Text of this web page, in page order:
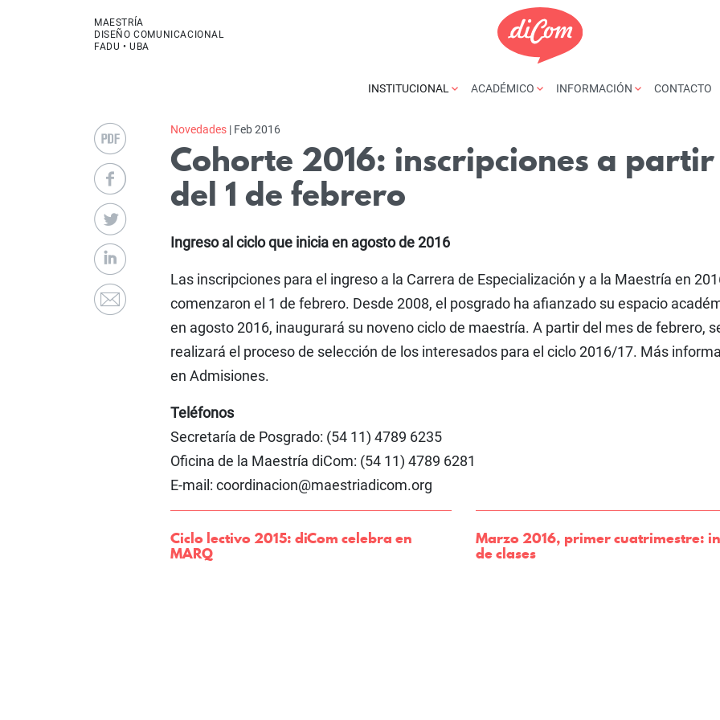
MAESTRÍA
DISEÑO COMUNICACIONAL
FADU • UBA
INSTITUCIONAL ACADÉMICO INFORMACIÓN CONTACTO
Novedades| Feb 2016
Cohorte 2016: inscripciones a partir
del 1 de febrero
Ingreso al ciclo que inicia en agosto de 2016
Las inscripciones para el ingreso a la Carrera de Especialización y a la Maestría en
comenzaron el 1 de febrero. Desde 2008, el posgrado ha afianzado su espacio
en agosto 2016, inaugurará su noveno ciclo de maestría. A partir del mes de febrero,
realizará el proceso de selección de los interesados para el ciclo 2016/17. Más
en Admisiones.
Teléfonos
Secretaría de Posgrado: (54 11) 4789 6235
Oficina de la Maestría diCom: (54 11) 4789 6281
E-mail: coordinacion@maestriadicom.org
Ciclo lectivo 2015: diCom celebra en
MARQ
Marzo 2016, primer cuatrimestre:
de clases